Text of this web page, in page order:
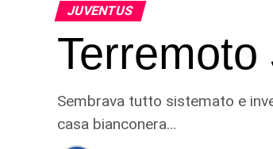
JUVENTUS
Sembrava tutto sistemato e
casa bianconera…